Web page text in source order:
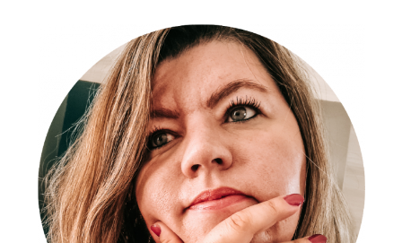
« Parfait »
!
–
Retour
Sur
L’organisation
De
Notre
Mariage
(bientôt
7
Ans)